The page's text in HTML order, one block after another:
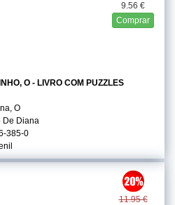
9.56 €
Comprar
O - LIVRO COM PUZZLES
O
De Diana
385-0
11.95 €